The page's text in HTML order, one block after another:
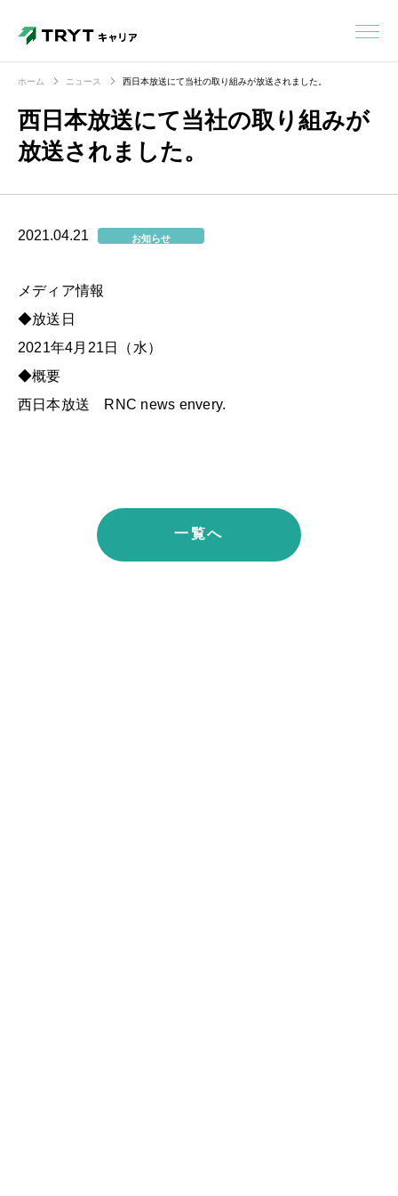
ホーム ニュース 西日本放送にて当社の取り組みが放送されました。
西日本放送にて当社の取り組みが
放送されました。
2021.04.21 お知らせ
メディア情報
◆放送日
2021年4月21日（水）
◆概要
西日本放送 RNC news envery.
一覧へ